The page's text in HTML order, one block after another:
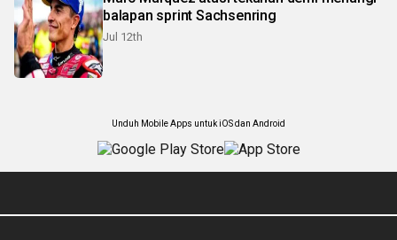
balapan sprint Sachsenring
Jul 12th
Unduh Mobile Apps untuk iOS dan Android